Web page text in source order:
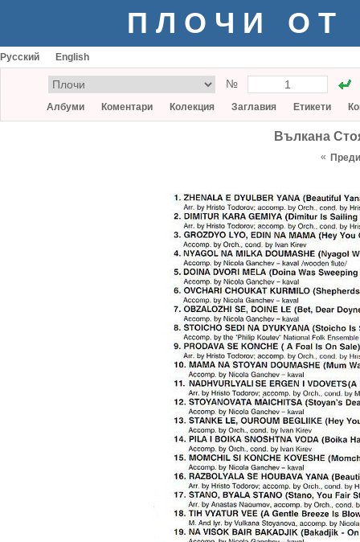
ПЛОЧИ ОТ
Русский English
№
Албуми Коментари Колекция Заглавия Етикети
Вълкана
«